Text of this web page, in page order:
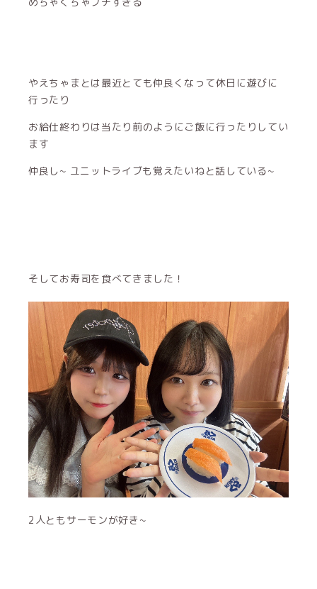
やえちゃまとは最近とても仲良くなって休日に遊びに
行ったり
お給仕終わりは当たり前のようにご飯に行ったりしてい
ます
仲良し~ ユニットライブも覚えたいねと話している~
そしてお寿司を食べてきました！
2人ともサーモンが好き~